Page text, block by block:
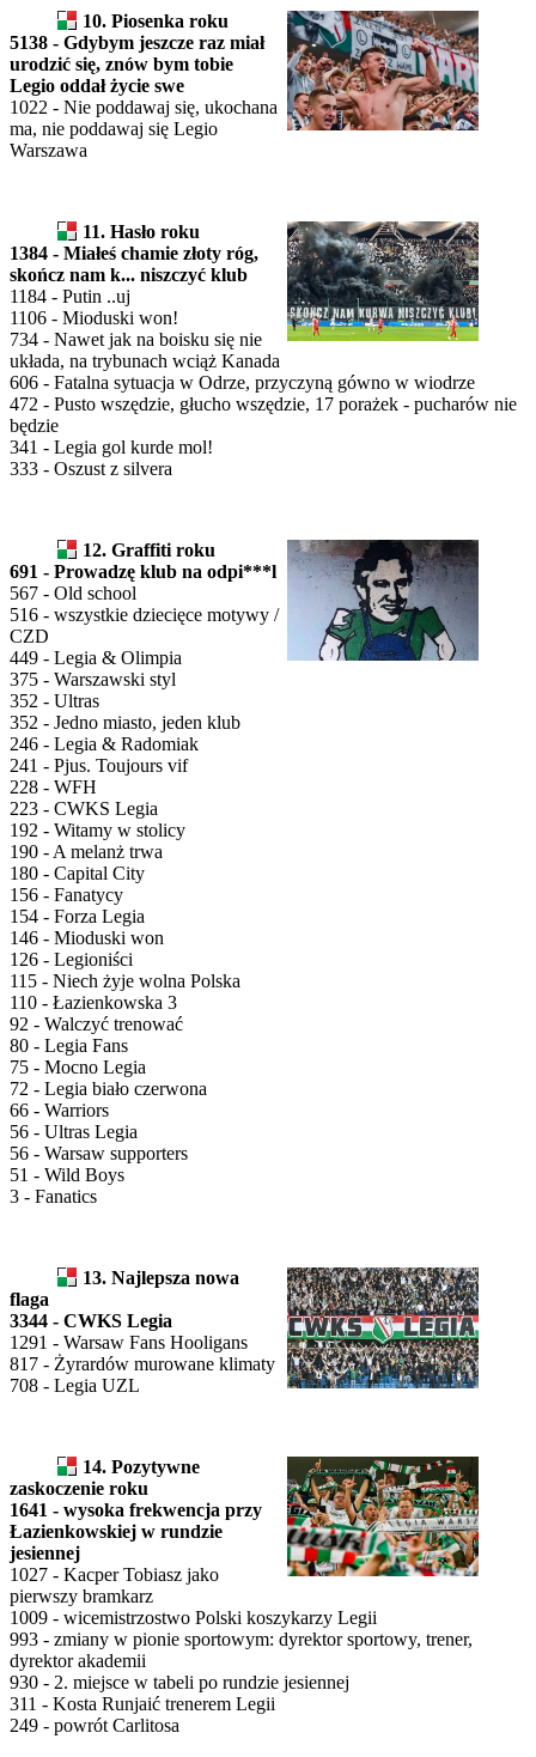
10. Piosenka roku
5138 - Gdybym jeszcze raz miał
urodzić się, znów bym tobie
Legio oddał życie swe
1022 - Nie poddawaj się, ukochana
ma, nie poddawaj się Legio
Warszawa
11. Hasło roku
1384 - Miałeś chamie złoty róg,
skończ nam k... niszczyć klub
1184 - Putin ..uj
1106 - Mioduski won!
734 - Nawet jak na boisku się nie
układa, na trybunach wciąż Kanada
606 - Fatalna sytuacja w Odrze, przyczyną gówno w wiodrze
472 - Pusto wszędzie, głucho wszędzie, 17 porażek - pucharów nie
będzie
341 - Legia gol kurde mol!
333 - Oszust z silvera
12. Graffiti roku
691 - Prowadzę klub na odpi***l
567 - Old school
516 - wszystkie dziecięce motywy /
CZD
449 - Legia & Olimpia
375 - Warszawski styl
352 - Ultras
352 - Jedno miasto, jeden klub
246 - Legia & Radomiak
241 - Pjus. Toujours vif
228 - WFH
223 - CWKS Legia
192 - Witamy w stolicy
190 - A melanż trwa
180 - Capital City
156 - Fanatycy
154 - Forza Legia
146 - Mioduski won
126 - Legioniści
115 - Niech żyje wolna Polska
110 - Łazienkowska 3
92 - Walczyć trenować
80 - Legia Fans
75 - Mocno Legia
72 - Legia biało czerwona
66 - Warriors
56 - Ultras Legia
56 - Warsaw supporters
51 - Wild Boys
3 - Fanatics
13. Najlepsza nowa
flaga
3344 - CWKS Legia
1291 - Warsaw Fans Hooligans
817 - Żyrardów murowane klimaty
708 - Legia UZL
14. Pozytywne
zaskoczenie roku
1641 - wysoka frekwencja przy
Łazienkowskiej w rundzie
jesiennej
1027 - Kacper Tobiasz jako
pierwszy bramkarz
1009 - wicemistrzostwo Polski koszykarzy Legii
993 - zmiany w pionie sportowym: dyrektor sportowy, trener,
dyrektor akademii
930 - 2. miejsce w tabeli po rundzie jesiennej
311 - Kosta Runjaić trenerem Legii
249 - powrót Carlitosa